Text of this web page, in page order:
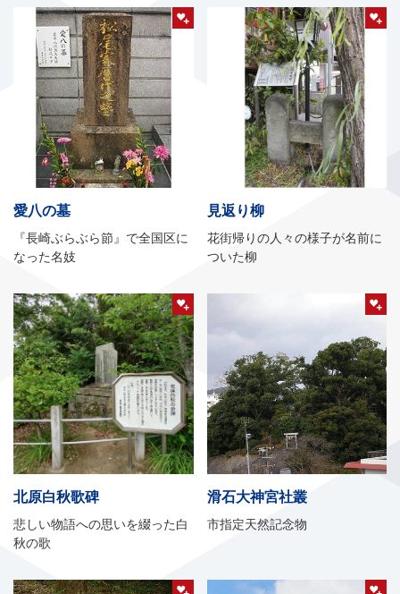
ています。
愛八の墓
『長崎ぶらぶら節』で全国区に
なった名妓
見返り柳
花街帰りの人々の様子が名前に
ついた柳
北原白秋歌碑
悲しい物語への思いを綴った白
秋の歌
滑石大神宮社叢
市指定天然記念物